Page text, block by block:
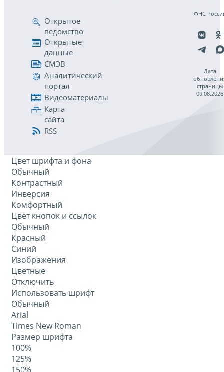
Открытое
ведомство
Открытые
данные
СМЭВ
Аналитический
портал
Видеоматериалы
Карта
сайта
RSS
ФНС
Дата
страницы
09.08.2026
Цвет шрифта и фона
Обычный
Контрастный
Инверсия
Комфортный
Цвет кнопок и ссылок
Обычный
Красный
Синий
Изображения
Цветные
Отключить
Использовать шрифт
Обычный
Arial
Times New Roman
Размер шрифта
100%
125%